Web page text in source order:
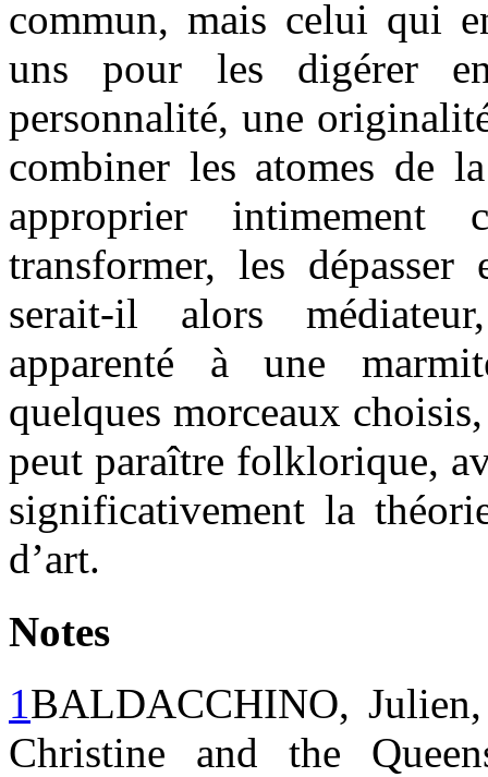
commun, mais celui qui
uns pour les digérer
personnalité, une
combiner les atomes de
approprier intimement
transformer, les
serait-il alors
apparenté à une
quelques morceaux
peut paraître folklorique,
significativement la
d’art.
Notes
1BALDACCHINO,
Christine and the